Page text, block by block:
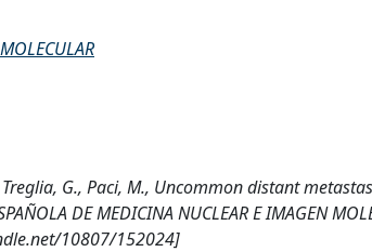
Treglia, G., Paci, M., Uncommon distant
DE MEDICINA NUCLEAR E IMAGEN
10807/152024]